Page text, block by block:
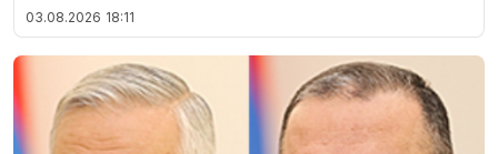
03.08.2026 18:11